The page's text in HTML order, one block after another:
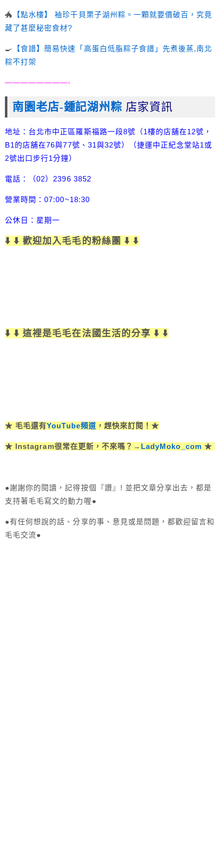
🐲
【點水樓】 袖珍干貝栗子湖州粽。一顆就要價破百，究竟
藏了甚麼秘密食材?
🍳
【食譜】簡易快速「高蛋白低脂粽子食譜」先煮後蒸,南北
粽不打架
————————-
南園老店-鍾記湖州粽 店家資訊
地址：台北市中正區羅斯福路一段8號（1樓的店舖在12號，
B1的店舖在76與77號、31與32號）（捷運中正紀念堂站1或
2號出口步行1分鐘）
電話：（02）2396 3852
營業時間：07:00~18:30
公休日：星期一
⬇️ ⬇️ 歡迎加入毛毛的粉絲團 ⬇️ ⬇️
⬇️ ⬇️ 這裡是毛毛在法國生活的分享 ⬇️ ⬇️
★ 毛毛還有YouTube頻道 ，趕快來訂閱！★
★ Instagram很常在更新，不來嗎？→ LadyMoko_com ★
●謝謝你的閱讀，記得按個『讚』! 並把文章分享出去，都是
支持著毛毛寫文的動力喔●
●有任何想說的話、分享的事、意見或是問題，都歡迎留言和
毛毛交流●